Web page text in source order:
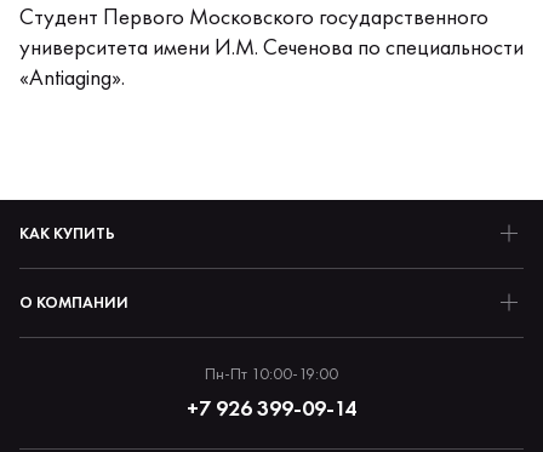
Студент Первого Московского государственного
университета имени И.М. Сеченова по специальности
«Antiaging».
КАК КУПИТЬ
О КОМПАНИИ
Пн-Пт 10:00-19:00
+7 926 399-09-14